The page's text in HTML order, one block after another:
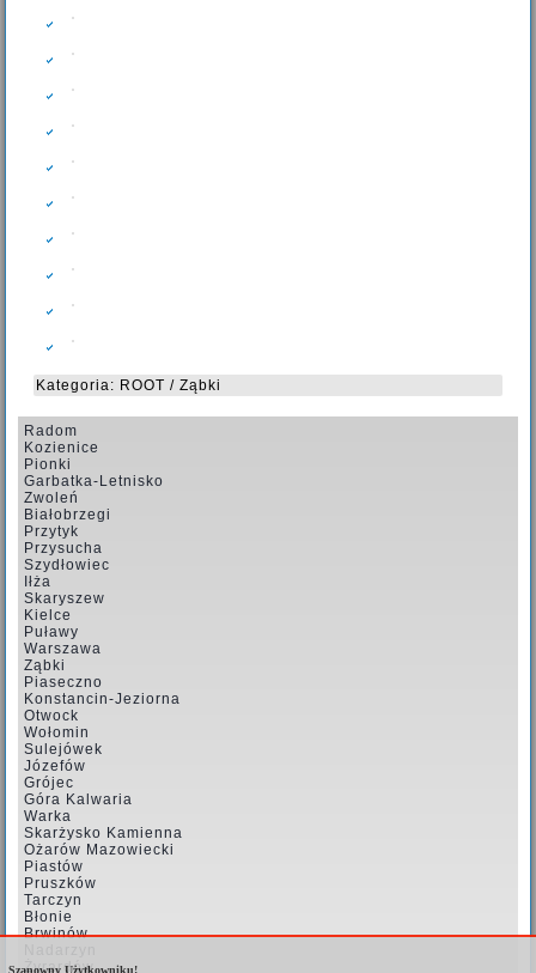
Kategoria: ROOT /Ząbki
Radom
Kozienice
Pionki
Garbatka-Letnisko
Zwoleń
Białobrzegi
Przytyk
Przysucha
Szydłowiec
Iłża
Skaryszew
Kielce
Puławy
Warszawa
Ząbki
Piaseczno
Konstancin-Jeziorna
Otwock
Wołomin
Sulejówek
Józefów
Grójec
Góra Kalwaria
Warka
Skarżysko Kamienna
Ożarów Mazowiecki
Piastów
Pruszków
Tarczyn
Błonie
Brwinów
Żyrardów
Szanowny Użytkowniku!